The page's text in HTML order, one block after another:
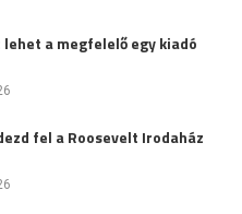
a megfelelő egy kiadó
fel a Roosevelt Irodaház